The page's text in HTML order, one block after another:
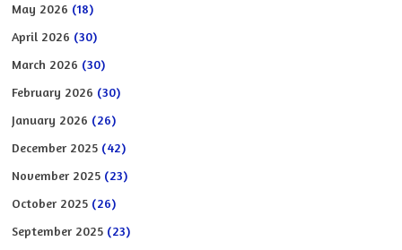
May 2026 (18)
April 2026 (30)
March 2026 (30)
February 2026 (30)
January 2026 (26)
December 2025 (42)
November 2025 (23)
October 2025 (26)
September 2025 (23)